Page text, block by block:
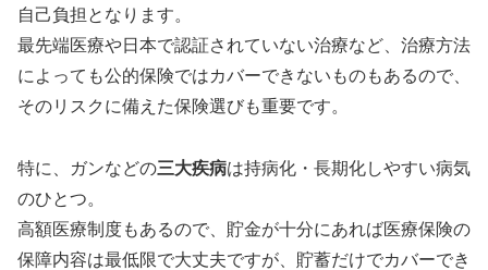
自己負担となります。
最先端医療や日本で認証されていない治療など、治療方法
によっても公的保険ではカバーできないものもあるので、
そのリスクに備えた保険選びも重要です。
特に、ガンなどの三大疾病は持病化・長期化しやすい病気
のひとつ。
高額医療制度もあるので、貯金が十分にあれば医療保険の
保障内容は最低限で大丈夫ですが、貯蓄だけでカバーでき